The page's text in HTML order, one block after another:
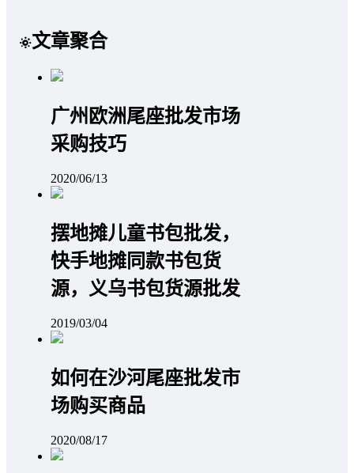
文章聚合
广州欧洲尾座批发市场
采购技巧
2020/06/13
摆地摊儿童书包批发，
快手地摊同款书包货
源，义乌书包货源批发
2019/03/04
如何在沙河尾座批发市
场购买商品
2020/08/17